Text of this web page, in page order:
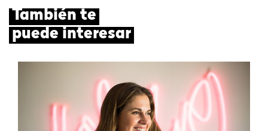
También te
puede interesar